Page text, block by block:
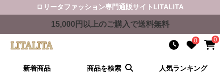
ロリータファッション専門通販サイト LITALITA
15,000 円以上のご購入で送料無料
0 0
新着商品 商品を検索 人気ランキング